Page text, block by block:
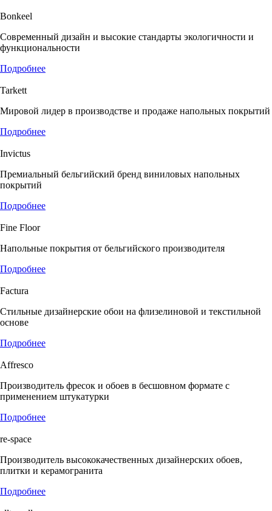
Bonkeel
Современный дизайн и высокие стандарты экологичности и
функциональности
Подробнее
Tarkett
Мировой лидер в производстве и продаже напольных покрытий
Подробнее
Invictus
Премиальный бельгийский бренд виниловых напольных
покрытий
Подробнее
Fine Floor
Напольные покрытия от бельгийского производителя
Подробнее
Factura
Стильные дизайнерские обои на флизелиновой и текстильной
основе
Подробнее
Affresco
Производитель фресок и обоев в бесшовном формате с
применением штукатурки
Подробнее
re-space
Производитель высококачественных дизайнерских обоев,
плитки и керамогранита
Подробнее